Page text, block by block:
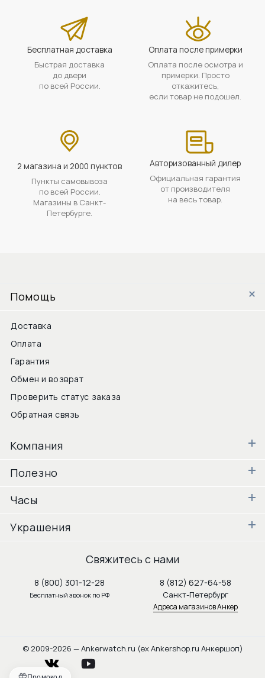
Бесплатная доставка
Быстрая доставка
до двери
по всей России.
Оплата после примерки
Оплата после осмотра и
примерки. Просто
откажитесь,
если товар не подошел.
2 магазина и 2000 пунктов
Пункты самовывоза
по всей России.
Магазины в Санкт-
Петербурге.
Авторизованный дилер
Официальная гарантия
от производителя
на весь товар.
Помощь
Доставка
Оплата
Гарантия
Обмен и возврат
Проверить статус заказа
Обратная связь
Компания
Полезно
Часы
Украшения
Свяжитесь с нами
8 (800) 301-12-28
Бесплатный звонок по РФ
8 (812) 627-64-58
Санкт-Петербург
Адреса магазинов Анкер
© 2009-2026 — Ankerwatch.ru (ex Ankershop.ru Анкершоп)
vkontakte youtube